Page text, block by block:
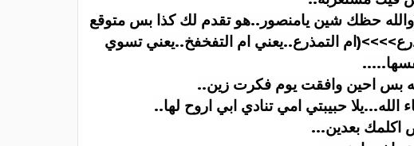
حظك شين يامنصور..هو تقدم لك كذا بس متوقع
)<<<< ام التمذرع..يعني ام التفخفخ..يعني تسوي
.....
بس احين وافقت يوم فكرت زين..
حبيبتي امي تنادي ابي اروح لها..
اكلمك بعدين...